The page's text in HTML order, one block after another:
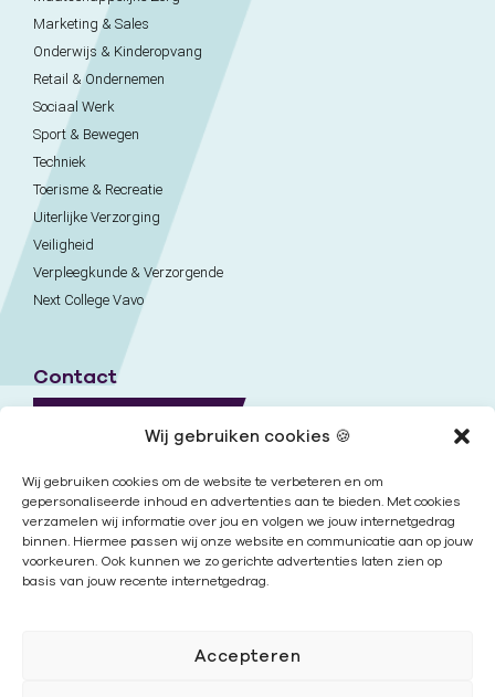
Wij gebruiken cookies 🍪
Wij gebruiken cookies om de website te verbeteren en om
gepersonaliseerde inhoud en advertenties aan te bieden. Met cookies
verzamelen wij informatie over jou en volgen we jouw internetgedrag
binnen. Hiermee passen wij onze website en communicatie aan op jouw
voorkeuren. Ook kunnen we zo gerichte advertenties laten zien op
basis van jouw recente internetgedrag.
Accepteren
Marketing & Sales
Onderwijs & Kinderopvang
Retail & Ondernemen
Sociaal Werk
Sport & Bewegen
Techniek
Toerisme & Recreatie
Uiterlijke Verzorging
Veiligheid
Verpleegkunde & Verzorgende
Next College Vavo
Contact
Nieuwsbrief